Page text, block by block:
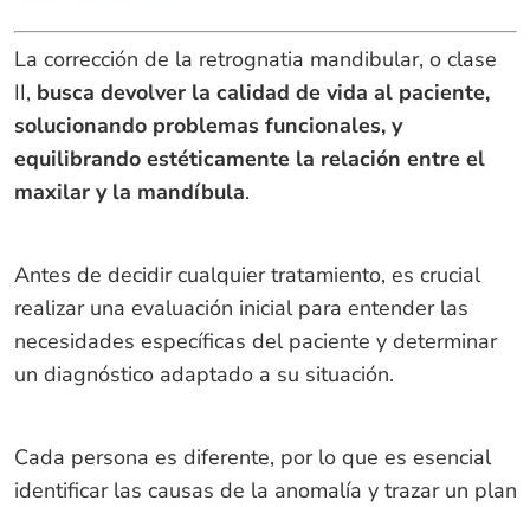
La corrección de la retrognatia mandibular, o clase
II, busca devolver la calidad de vida al paciente,
solucionando problemas funcionales, y
equilibrando estéticamente la relación entre el
maxilar y la mandíbula.
Antes de decidir cualquier tratamiento, es crucial
realizar una evaluación inicial para entender las
necesidades específicas del paciente y determinar
un diagnóstico adaptado a su situación.
Cada persona es diferente, por lo que es esencial
identificar las causas de la anomalía y trazar un plan